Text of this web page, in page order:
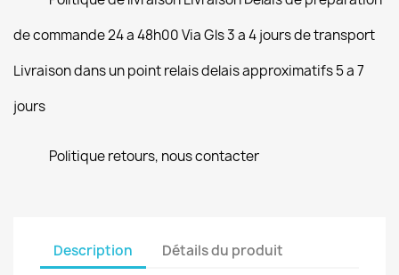
de commande 24 a 48h00 Via Gls 3 a 4 jours de transport
Livraison dans un point relais delais approximatifs 5 a 7
jours
Politique retours, nous contacter
Description Détails du produit